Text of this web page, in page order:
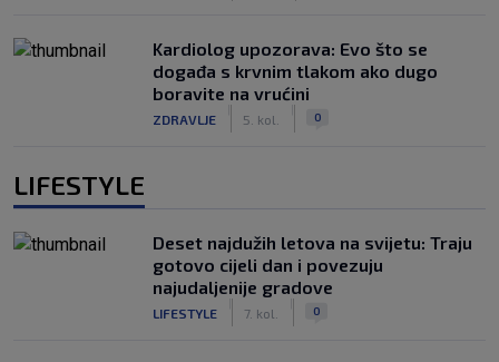
Kardiolog upozorava: Evo što se
događa s krvnim tlakom ako dugo
boravite na vrućini
ZDRAVLJE 5. kol. 0
LIFESTYLE
Deset najdužih letova na svijetu: Traju
gotovo cijeli dan i povezuju
najudaljenije gradove
LIFESTYLE 7. kol. 0